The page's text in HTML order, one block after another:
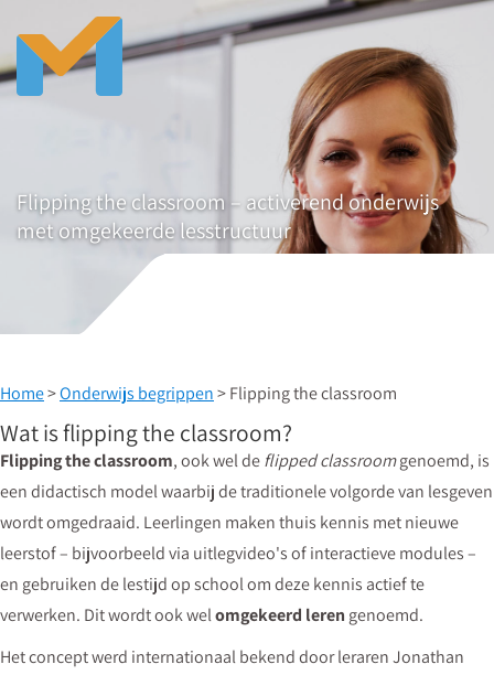
Flipping the classroom – activerend onderwijs
met omgekeerde lesstructuur
Home>Onderwijs begrippen> Flipping the classroom
Wat is flipping the classroom?
Flipping the classroom, ook wel deflipped classroomgenoemd, is
een didactisch model waarbij de traditionele volgorde van lesgeven
wordt omgedraaid. Leerlingen maken thuis kennis met nieuwe
leerstof – bijvoorbeeld via uitlegvideo's of interactieve modules –
en gebruiken de lestijd op school om deze kennis actief te
verwerken. Dit wordt ook welomgekeerd leren genoemd.
Het concept werd internationaal bekend door leraren Jonathan